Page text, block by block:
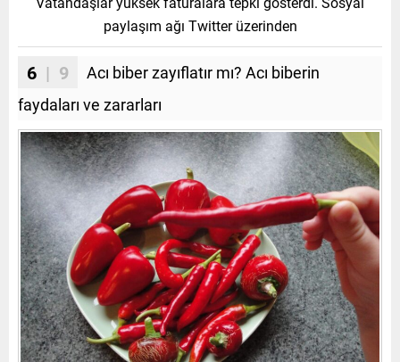
paylaşım ağı Twitter üzerinden
6 | 9
Acı biber zayıflatır mı? Acı biberin
faydaları ve zararları